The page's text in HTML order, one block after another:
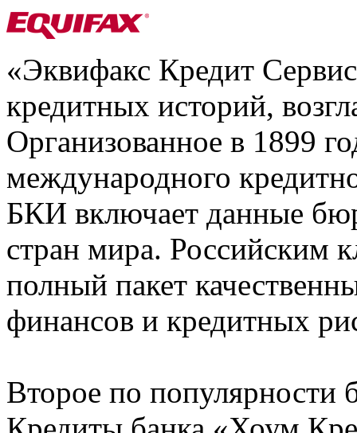
«Эквифакс Кредит
кредитных историй,
Организованное в 1899
международного
БКИ включает данные
стран мира. Российским
полный пакет
финансов и кредитных
Второе по популярности